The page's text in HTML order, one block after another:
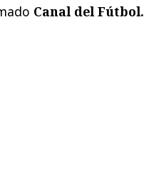
Canal del Fútbol.